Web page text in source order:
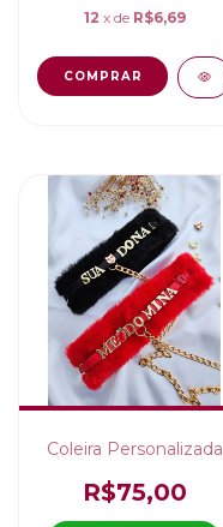
12 x de R$6,69
Coleira Personalizada
R$75,00